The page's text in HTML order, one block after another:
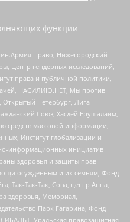
функции
Нижегородский
Центр гендерных исследований,
права и публичной политики,
НАСИЛИЮ.НЕТ, Мы против
Петербург, Лига
Союз, Хасдей Ерушалаим,
средств массовой информации,
Институт глобализации и
информационных инициатив
здоровья и защиты прав
осужденным и их семьям, Фонд
Так-Так-Так, Сова, центр Анна,
здоровья, Мемориал,
Парк Гагарина, Фонд
Уральская правозащитная